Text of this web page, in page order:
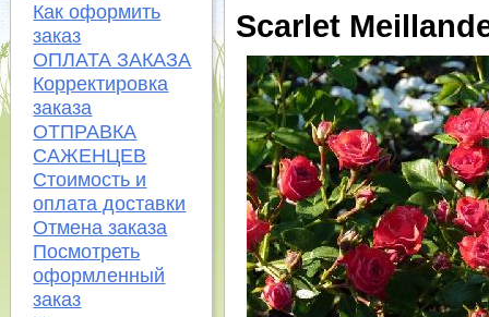
Scarlet
Как оформить
заказ
ОПЛАТА ЗАКАЗА
Корректировка
заказа
ОТПРАВКА
САЖЕНЦЕВ
Стоимость и
оплата доставки
Отмена заказа
Посмотреть
оформленный
заказ